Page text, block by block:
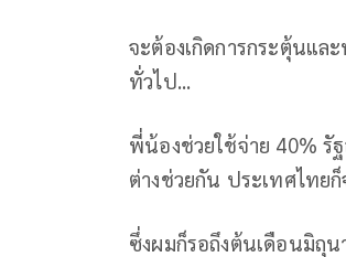
จะต้องเกิดการกระตุ้นแล
ทั่วไป...
พี่น้องช่วยใช้จ่าย 40% รั
ต่างช่วยกัน ประเทศไทย
ซึ่งผมก็รอถึงต้นเดือนมิถุน